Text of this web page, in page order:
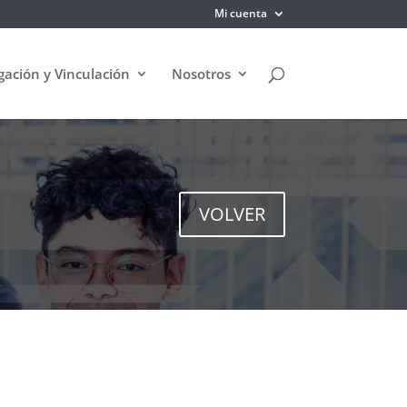
Mi cuenta
y Vinculación Nosotros
VOLVER